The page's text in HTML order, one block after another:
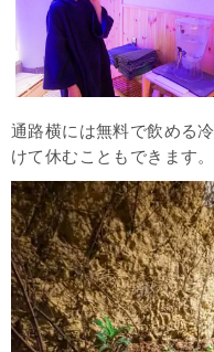
通路横には無料で飲める
けて休むこともできます。